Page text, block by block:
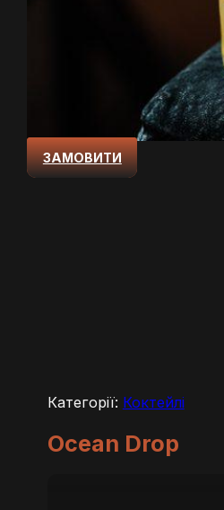
ЗАМОВИТИ
Категорії: Коктейлі
Ocean Drop